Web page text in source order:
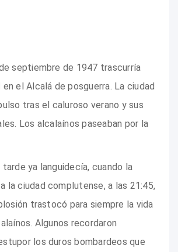
septiembre de 1947 trascurría
el Alcalá de posguerra. La ciudad
tras el caluroso verano y sus
Los alcalaínos paseaban por la
ya languidecía, cuando la
la ciudad complutense, a las 21:45,
trastocó para siempre la vida
Algunos recordaron
los duros bombardeos que